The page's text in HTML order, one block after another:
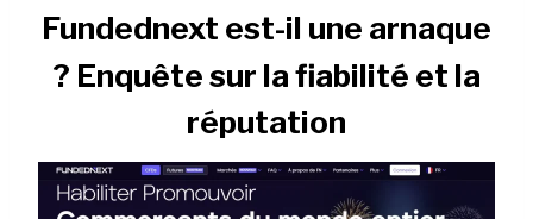
Fundednext est-il une arnaque
? Enquête sur la fiabilité et la
réputation